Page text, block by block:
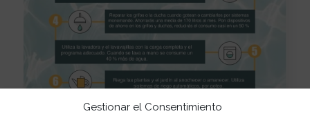
Gestionar el Consentimiento